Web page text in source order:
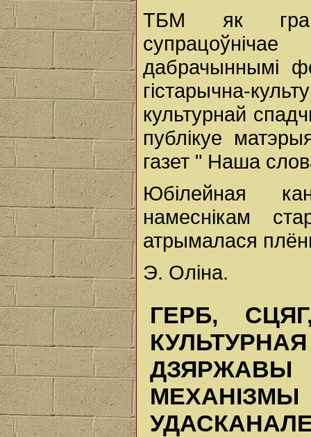
ТБМ як
дабрачыннымі
гістарычна-
культурнай
публікуе
газет " Наша
Юбілейная
намеснікам
атрымалася
Э. Оліна.
ГЕРБ,